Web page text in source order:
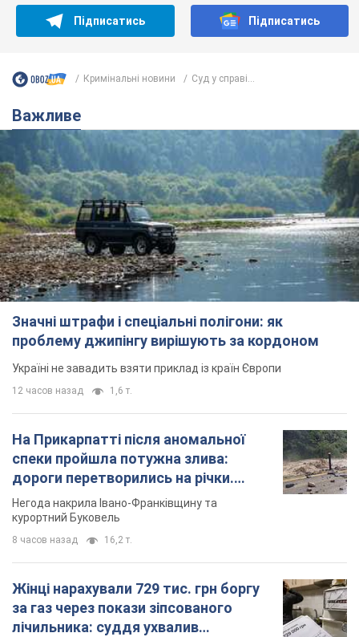
Підписатись Підписатись
Кримінальні новини Суд у справі...
Важливе
Значні штрафи і спеціальні полігони: як
проблему джипінгу вирішують за кордоном
Україні не завадить взяти приклад із країн Європи
12 часов назад 1,6 т.
На Прикарпатті після аномальної
спеки пройшла потужна злива:
дороги перетворились на річки.
Відео
Негода накрила Івано-Франківщину та
курортний Буковель
8 часов назад 16,2 т.
Жінці нарахували 729 тис. грн боргу
за газ через покази зіпсованого
лічильника: суддя ухвалив